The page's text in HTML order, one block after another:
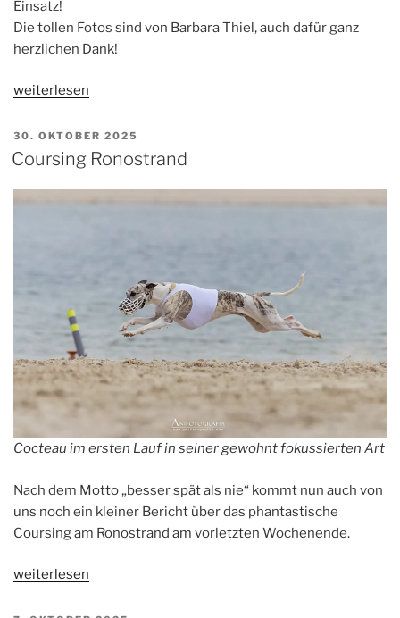
Einsatz!
Die tollen Fotos sind von Barbara Thiel, auch dafür ganz
herzlichen Dank!
„Coursing!“
weiterlesen
VERÖFFENTLICHT
AM
30. OKTOBER 2025
Coursing Ronostrand
Cocteau im ersten Lauf in seiner gewohnt fokussierten Art
Nach dem Motto „besser spät als nie“ kommt nun auch von
uns noch ein kleiner Bericht über das phantastische
Coursing am Ronostrand am vorletzten Wochenende.
„Coursing
weiterlesen